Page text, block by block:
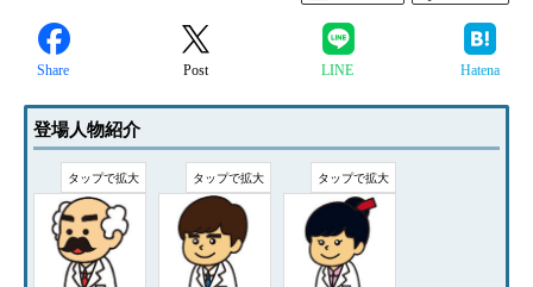
Share Post LINE Hatena
登場人物紹介